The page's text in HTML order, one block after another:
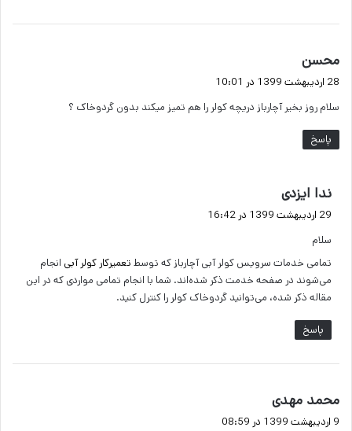
محسن
ف
:
28 اردیبهشت 1399 در 10:01
سلام روز بخیر آچارباز دریچه کولر را هم تمیز میکند بدون گردوخاک ؟
پاسخ
ندا ایزدی
29 اردیبهشت 1399 در 16:42
سلام
تمامی خدمات سرویس کولر آبی آچارباز که توسط تعمیرکار کولر آبی انجام
می‌شوند در صفحه خدمت ذکر شده‌اند. شما با انجام تمامی مواردی که در این
مقاله ذکر شده، می‌توانید گردوخاک کولر را کنترل کنید.
پاسخ
محمد مهدی
ف
9 اردیبهشت 1399 در 08:59